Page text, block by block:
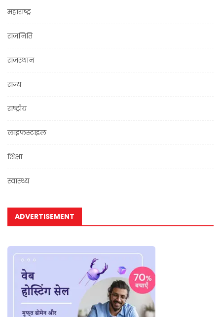
महाराष्ट्र
राजनिति
राजस्थान
राज्य
राष्ट्रीय
लाइफस्टाइल
शिक्षा
स्वास्थ्य
ADVERTISEMENT